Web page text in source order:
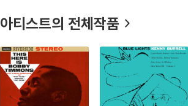
아티스트의 전체작품